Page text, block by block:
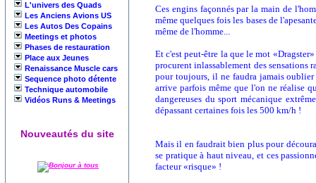
L'univers des Quads
Les Anciens Avions US
Les Autos Des Copains
Meetings et photos
Phases de restauration
Place aux Jeunes
Renaissance Muscle cars
Sequence photo détente
Technique automobile
Vidéos Runs & Meetings
Nouveautés du site
Ces engins façonnés par la main de
même quelques fois les bases de
même de l'homme...
Et c'est peut-être la que le mot
procurent inlassablement des sensations
pour toujours, il ne faudra jamais
arrive parfois même que l'on ne réalise
dangereuses du sport mécanique
dépassant certaines fois les 500 km/h !
Mais il en faudrait bien plus pour
se pratique à haut niveau, et ces
facteur «risque» !